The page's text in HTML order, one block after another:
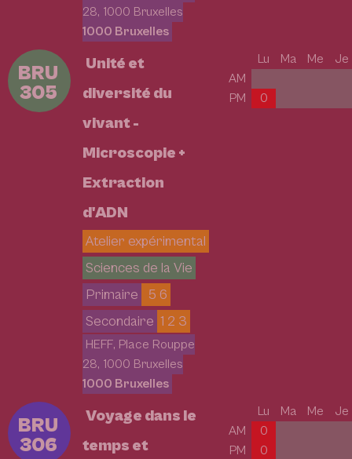
28, 1000 Bruxelles
1000 Bruxelles
BRU
305
Unité et
diversité du
vivant -
Microscopie +
Extraction
d'ADN
Atelier expérimental
Sciences de la Vie
Primaire
5 6
Secondaire 1 2 3
HEFF, Place Rouppe
28, 1000 Bruxelles
1000 Bruxelles
Lu Ma Me
Je
AM
PM
0
BRU
306
Voyage dans le
temps et
Lu Ma Me
Je
AM
0
PM
0